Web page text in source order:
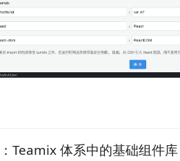
：Teamix 体系中的基础组件库